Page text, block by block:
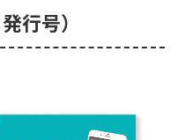
行号）